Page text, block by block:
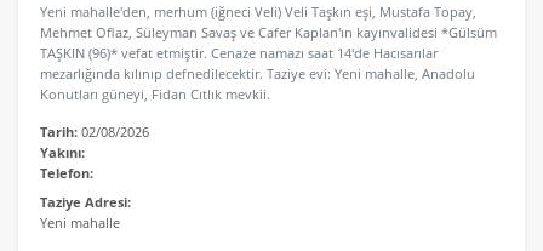
Yeni mahalle'den, merhum (iğneci Veli) Veli Taşkın eşi, Mustafa Topay,
Mehmet Oflaz, Süleyman Savaş ve Cafer Kaplan'ın kayınvalidesi *Gülsüm
TAŞKIN (96)* vefat etmiştir. Cenaze namazı saat 14'de Hacısarılar
mezarlığında kılınıp defnedilecektir. Taziye evi: Yeni mahalle, Anadolu
Konutları güneyi, Fidan Cıtlık mevkii.
Tarih:02/08/2026
Yakını:
Telefon:
Taziye Adresi:
Yeni mahalle